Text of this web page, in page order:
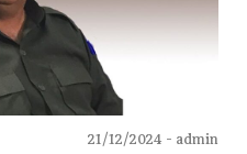
admin -
21/12/2024